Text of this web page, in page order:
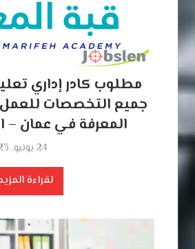
مطلوب كادر إداري
جميع التخصصات للعمل
المعرفة في عمان –
24 يونيو، 2023
لقراءة